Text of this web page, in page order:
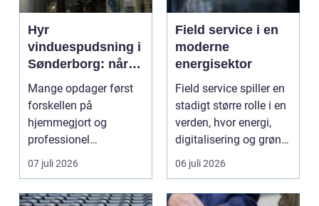
Hyr
vinduespudsning i
Sønderborg: når
det skal være nemt
Mange opdager først
forskellen på
hjemmegjort og
professionel
vinduespudsning, nå...
07 juli 2026
Field service i en
moderne
energisektor
Field service spiller en
stadigt større rolle i en
verden, hvor energi,
digitalisering og grøn
omsti...
06 juli 2026